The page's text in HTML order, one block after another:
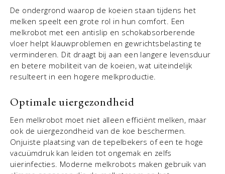
De ondergrond waarop de koeien staan tijdens het
melken speelt een grote rol in hun comfort. Een
melkrobot met een antislip en schokabsorberende
vloer helpt klauwproblemen en gewrichtsbelasting te
verminderen. Dit draagt bij aan een langere levensduur
en betere mobiliteit van de koeien, wat uiteindelijk
resulteert in een hogere melkproductie.
Optimale uiergezondheid
Een melkrobot moet niet alleen efficiënt melken, maar
ook de uiergezondheid van de koe beschermen.
Onjuiste plaatsing van de tepelbekers of een te hoge
vacuümdruk kan leiden tot ongemak en zelfs
uierinfecties. Moderne melkrobots maken gebruik van